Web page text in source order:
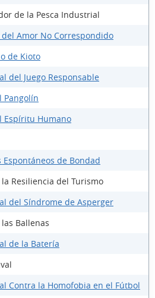
de la Pesca Industrial
Amor No Correspondido
de Kioto
del Juego Responsable
Pangolín
Espíritu Humano
Espontáneos de Bondad
Resiliencia del Turismo
del Síndrome de Asperger
Ballenas
de la Batería
Contra la Homofobia en el Fútbol